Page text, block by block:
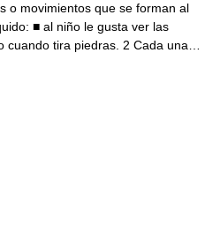
o movimientos que se forman al
■ al niño le gusta ver las
cuando tira piedras. 2 Cada una…